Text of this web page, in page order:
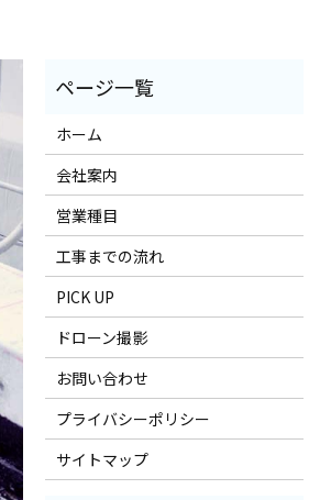
ホーム
会社案内
営業種目
工事までの流れ
PICK UP
ドローン撮影
お問い合わせ
プライバシーポリシー
サイトマップ